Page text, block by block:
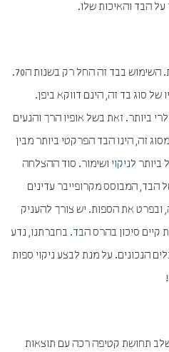
הבד והאיכות שלו.
אלקנטרה. הינו סוג בד, חדש יחסית. השימוש בבד זה החל רק בשנות ה70.
סוג בד זה, הינם דווקא ביפן.
ביותר. זאת בשל אופיו הרך והנעים
זה, הינו הבד הפרקטי ביותר מבין
ביותר לניקוי ושימור. סוד ההצלחה
הבד, המבוסס מקרופייבר עדינים
ובפרט את הספות. יש צורך להעניק
סיכון בהרס הבד. בחברתנו, נדע
הנכונים. על מנת לבצע ניקוי ספות
תחושת קטיפה רכה עם תוצאות